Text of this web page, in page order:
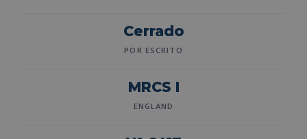
Cerrado
POR ESCRITO
MRCS I
ENGLAND